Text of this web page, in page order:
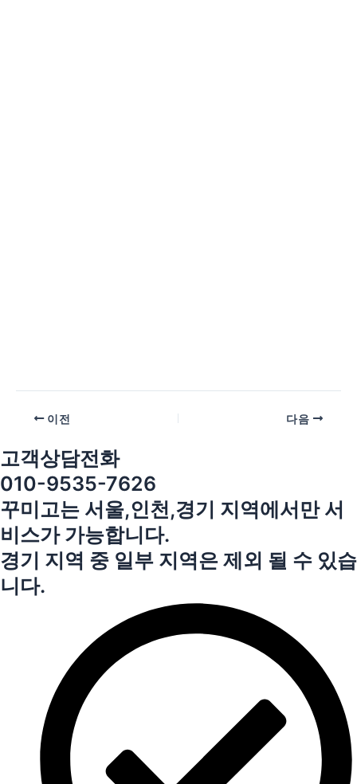
이전 다음
고객상담전화
010-9535-7626
꾸미고는 서울,인천,경기 지역에서만 서
비스가 가능합니다.
경기 지역 중 일부 지역은 제외 될 수 있습
니다.